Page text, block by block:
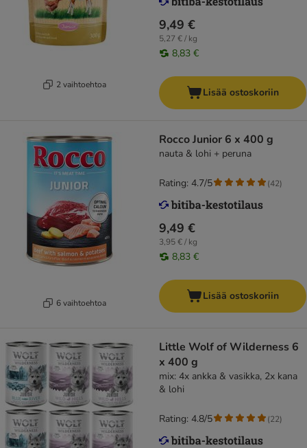
2 vaihtoehtoa
9,49 €
5,27 € / kg
8,83 €
Lisää ostoskoriin
6 vaihtoehtoa
Rocco Junior 6 x 400 g
nauta & lohi + peruna
9,49 €
3,95 € / kg
8,83 €
Rating: 4.7/5 (42)
Lisää ostoskoriin
Little Wolf of Wilderness 6
x 400 g
mix: 4x ankka & vasikka, 2x kana
& lohi
Rating: 4.8/5 (22)